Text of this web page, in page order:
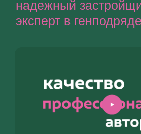
Позвонить
Оставить заявку